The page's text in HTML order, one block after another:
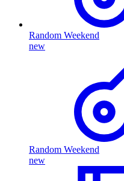
Random Weekend
new
Random Weekend
new